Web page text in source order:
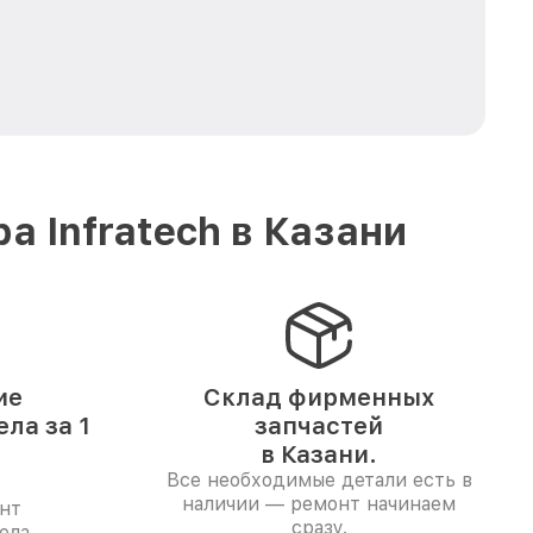
Infratech в Казани
за 1
Склад фирменных
запчастей
в Казани.
Все необходимые детали есть в
наличии — ремонт начинаем
сразу.